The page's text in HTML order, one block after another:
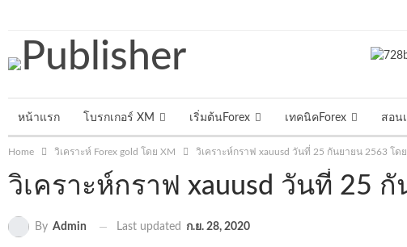
หน้าแรก โบรกเกอร์ XM เริ่มต้นForex เทคนิคForex สอน
Home วิเคราะห์ Forex gold โดย XM วิเคราะห์กราฟ xauusd วันที่ 25 กันยายน 2563 โด
วิเคราะห์กราฟ xauusd วันที่ 25
By Admin Last updated ก.ย. 28, 2020